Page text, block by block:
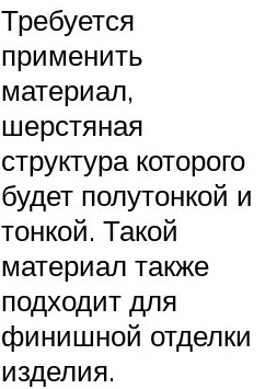
Требуется
применить
материал,
шерстяная
структура которого
будет полутонкой и
тонкой. Такой
материал также
подходит для
финишной отделки
изделия.